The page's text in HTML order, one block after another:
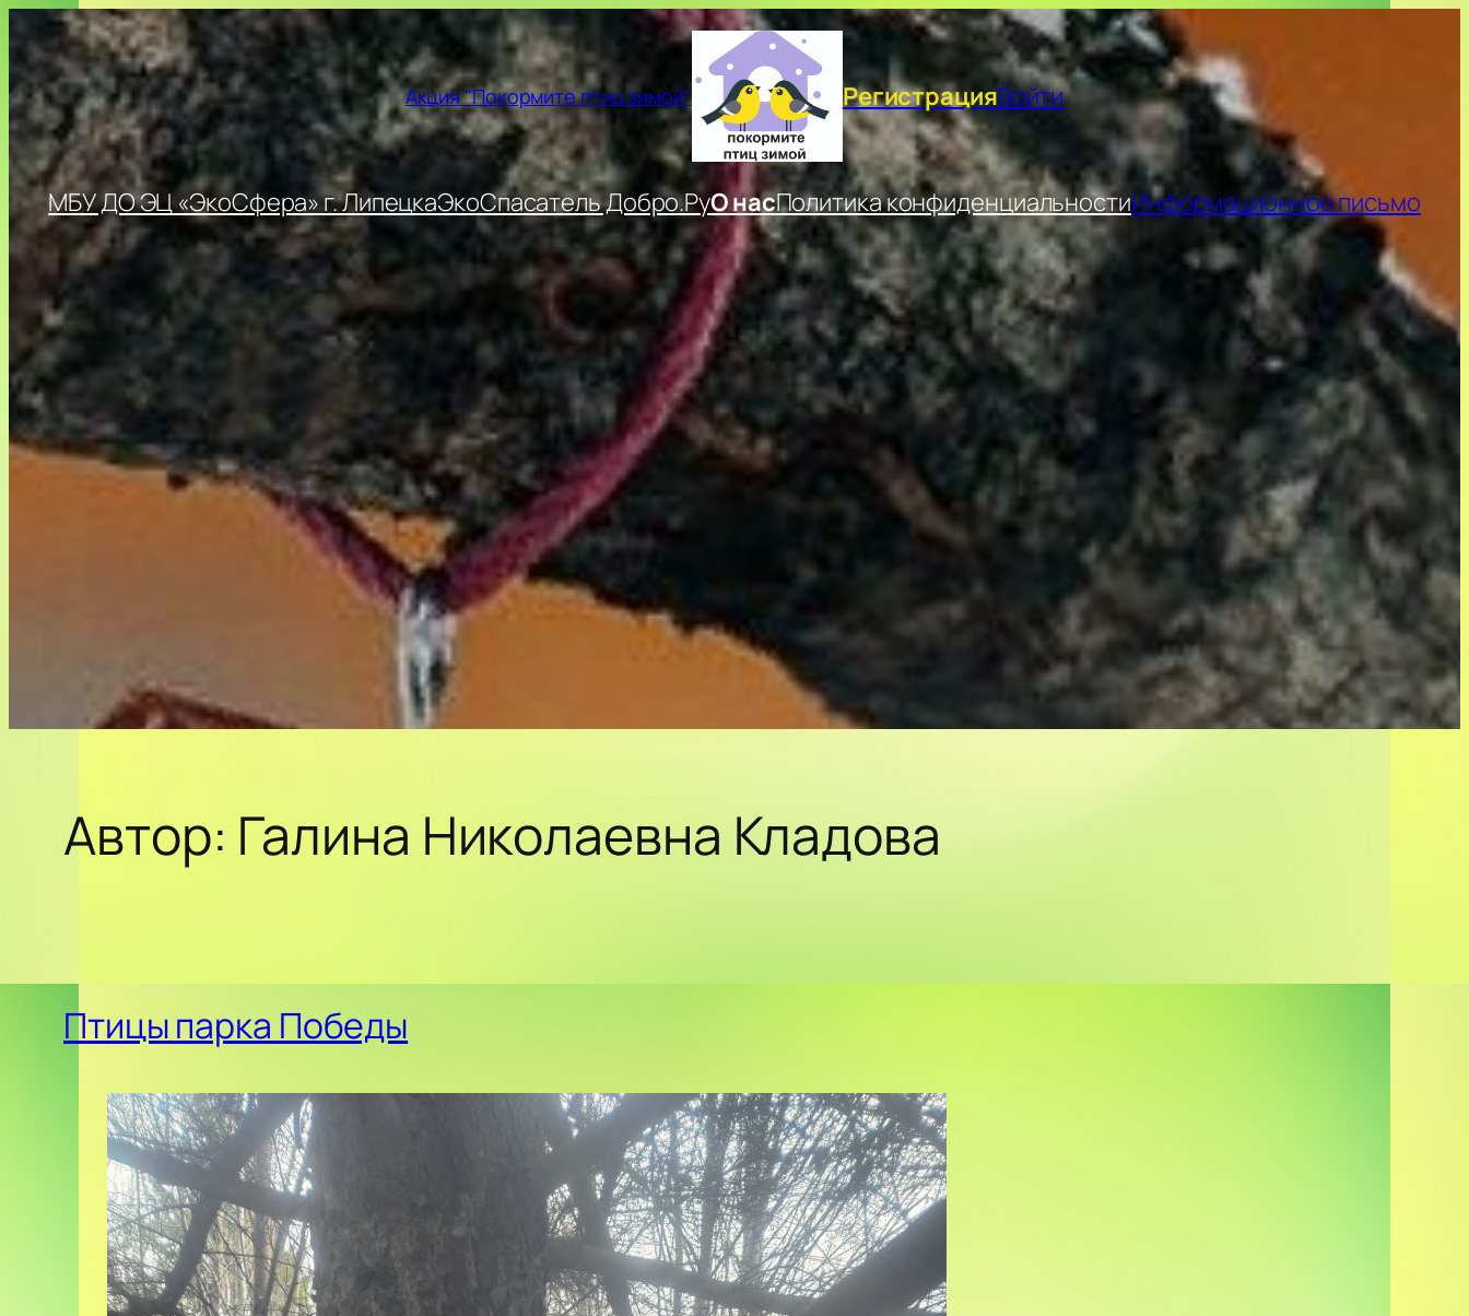
Перейти
к
содержимому
Акция "Покормите птиц зимой" РегистрацияВойти
МБУ ДО ЭЦ «ЭкоСфера» г. ЛипецкаЭкоСпасатель Добро.РуО насПолитика конфиденциальностиИнформационное письмо
Автор: Галина Николаевна Кладова
Птицы парка Победы